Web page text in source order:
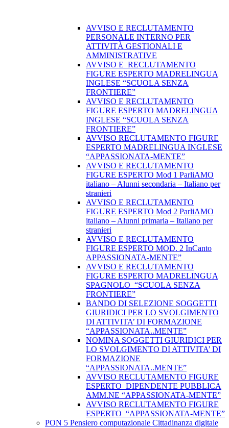
AVVISO E RECLUTAMENTO
PERSONALE INTERNO PER
ATTIVITÀ GESTIONALI E
AMMINISTRATIVE
AVVISO E RECLUTAMENTO
FIGURE ESPERTO MADRELINGUA
INGLESE “SCUOLA SENZA
FRONTIERE”
AVVISO E RECLUTAMENTO
FIGURE ESPERTO MADRELINGUA
INGLESE “SCUOLA SENZA
FRONTIERE”
AVVISO RECLUTAMENTO FIGURE
ESPERTO MADRELINGUA INGLESE
“APPASSIONATA-MENTE”
AVVISO E RECLUTAMENTO
FIGURE ESPERTO Mod 1 ParliAMO
italiano – Alunni secondaria – Italiano per
stranieri
AVVISO E RECLUTAMENTO
FIGURE ESPERTO Mod 2 ParliAMO
italiano – Alunni primaria – Italiano per
stranieri
AVVISO E RECLUTAMENTO
FIGURE ESPERTO MOD. 2 InCanto
APPASSIONATA-MENTE”
AVVISO E RECLUTAMENTO
FIGURE ESPERTO MADRELINGUA
SPAGNOLO “SCUOLA SENZA
FRONTIERE”
BANDO DI SELEZIONE SOGGETTI
GIURIDICI PER LO SVOLGIMENTO
DI ATTIVITA’ DI FORMAZIONE
“APPASSIONATA..MENTE”
NOMINA SOGGETTI GIURIDICI PER
LO SVOLGIMENTO DI ATTIVITA’ DI
FORMAZIONE
“APPASSIONATA..MENTE”
AVVISO RECLUTAMENTO FIGURE
ESPERTO DIPENDENTE PUBBLICA
AMM.NE “APPASSIONATA-MENTE”
AVVISO RECLUTAMENTO FIGURE
ESPERTO “APPASSIONATA-MENTE”
PON 5 Pensiero computazionale Cittadinanza digitale